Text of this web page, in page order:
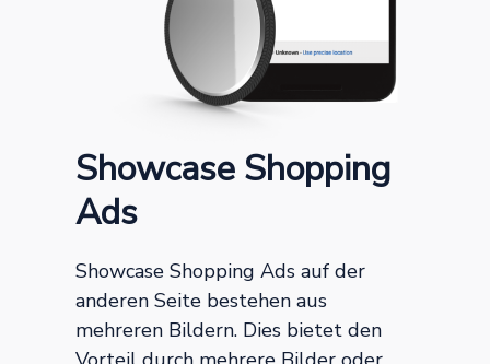
Showcase Shopping
Ads
Showcase Shopping Ads auf der
anderen Seite bestehen aus
mehreren Bildern. Dies bietet den